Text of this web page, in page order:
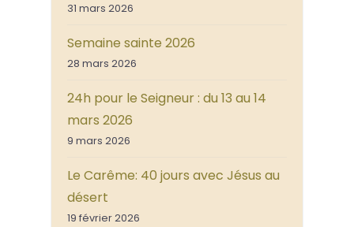
31 mars 2026
Semaine sainte 2026
28 mars 2026
24h pour le Seigneur : du 13 au 14
mars 2026
9 mars 2026
Le Carême: 40 jours avec Jésus au
désert
19 février 2026